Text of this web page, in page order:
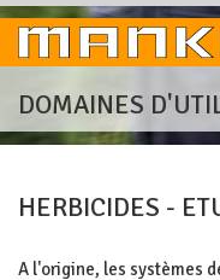
DOMAINES
HERBICIDES -
A l'origine, les systèmes